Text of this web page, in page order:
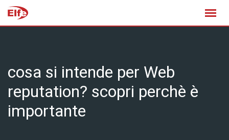
Skip
cosa si intende per Web
reputation? scopri perchè è
importante